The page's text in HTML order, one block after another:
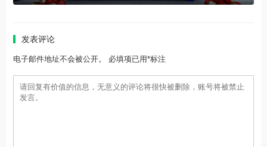
发表评论
电子邮件地址不会被公开。 必填项已用*标注